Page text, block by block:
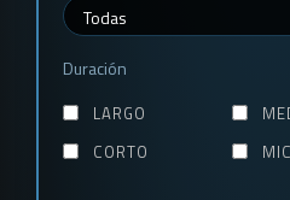
Duración
LARGO
CORTO